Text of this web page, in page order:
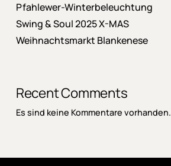
Pfahlewer-Winterbeleuchtung
Swing & Soul 2025 X-MAS
Weihnachtsmarkt Blankenese
Recent Comments
Es sind keine Kommentare vorhanden.